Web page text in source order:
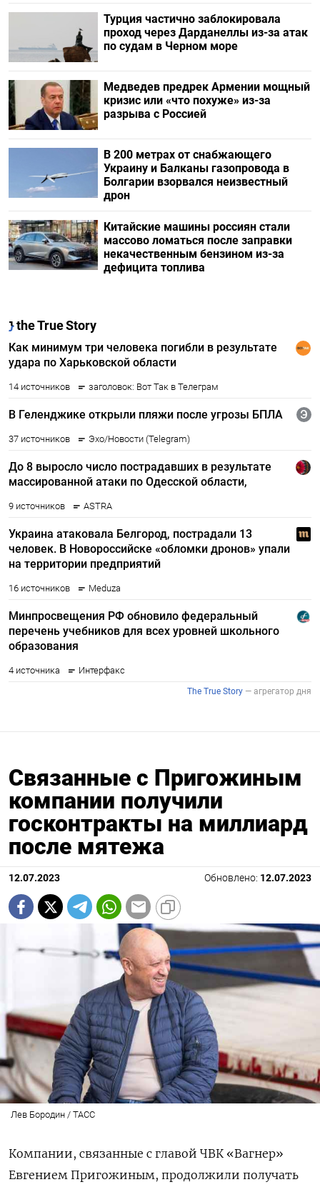
Турция частично заблокировала
проход через Дарданеллы из-за атак
по судам в Черном море
Медведев предрек Армении мощный
кризис или «что похуже» из-за
разрыва с Россией
В 200 метрах от снабжающего
Украину и Балканы газопровода в
Болгарии взорвался неизвестный
дрон
Китайские машины россиян стали
массово ломаться после заправки
некачественным бензином из-за
дефицита топлива
Связанные с Пригожиным
компании получили
госконтракты на миллиард
после мятежа
12.07.2023 Обновлено: 12.07.2023
Лев Бородин / ТАСС
Компании, связанные с главой ЧВК «Вагнер»
Евгением Пригожиным, продолжили получать